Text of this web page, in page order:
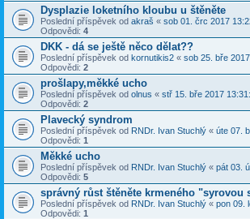
Dysplazie loketního kloubu u štěněte
Poslední příspěvek od akraš « sob 01. črc 2017
Odpovědi: 4
DKK - dá se ještě něco dělat??
Poslední příspěvek od kornutikis2 « sob 25. bře
Odpovědi: 2
prošlapy,měkké ucho
Poslední příspěvek od olnus « stř 15. bře 2017
Odpovědi: 2
Plavecký syndrom
Poslední příspěvek od RNDr. Ivan Stuchlý « úte 07.
Odpovědi: 1
Měkké ucho
Poslední příspěvek od RNDr. Ivan Stuchlý « pát 03.
Odpovědi: 5
správný růst štěněte krmeného "syrovou
Poslední příspěvek od RNDr. Ivan Stuchlý « pon 09.
Odpovědi: 1